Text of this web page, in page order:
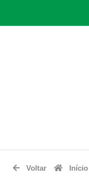
Voltar Início